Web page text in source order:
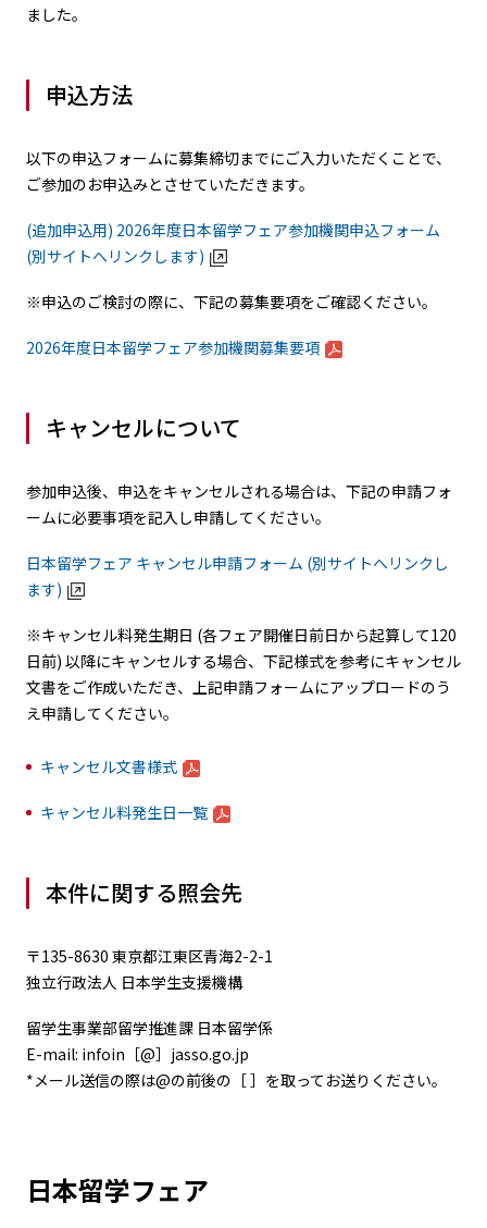
ました。
申込方法
以下の申込フォームに募集締切までにご入力いただくことで、
ご参加のお申込みとさせていただきます。
(追加申込用) 2026年度日本留学フェア参加機関申込フォーム
(別サイトへリンクします)
※申込のご検討の際に、下記の募集要項をご確認ください。
2026年度日本留学フェア参加機関募集要項
キャンセルについて
参加申込後、申込をキャンセルされる場合は、下記の申請フォ
ームに必要事項を記入し申請してください。
日本留学フェア キャンセル申請フォーム (別サイトへリンクし
ます)
※キャンセル料発生期日 (各フェア開催日前日から起算して120
日前) 以降にキャンセルする場合、下記様式を参考にキャンセル
文書をご作成いただき、上記申請フォームにアップロードのう
え申請してください。
キャンセル文書様式
キャンセル料発生日一覧
本件に関する照会先
〒135-8630 東京都江東区青海2-2-1
独立行政法人 日本学生支援機構
留学生事業部留学推進課 日本留学係
E-mail: infoin［@］jasso.go.jp
*メール送信の際は@の前後の［ ］を取ってお送りください。
日本留学フェア